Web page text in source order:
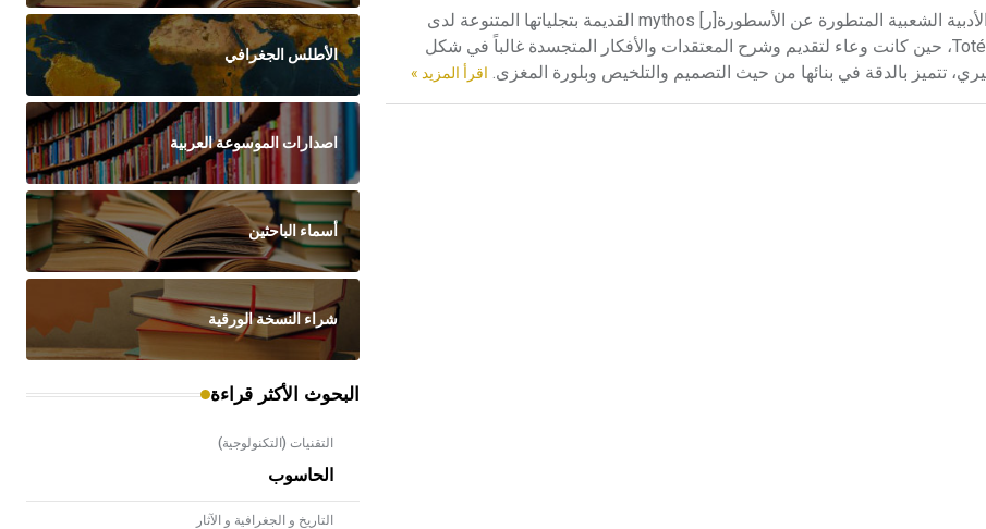
الحكاية الخرافية الحكاية الخرافية (الرمزية) fable هي أحد الأنواع الأدبية الشعبية المتطورة عن الأسطورة[ر] mythos القديمة بتجلياتها المتنوعة لدى
مختلف الشعوب، منذ المراحل البدائية والعقيدة الطوطمية Totémique، حين كانت وعاء لتقديم وشرح المعتقدات والأفكار المتجسدة غالباً في شكل
تتميز بالدقة في بنائها من حيث التصميم والتلخيص وبلورة المغزى. اقرأ المزيد »
الأطلس الجغرافي
اصدارات الموسوعة العربية
أسماء الباحثين
شراء النسخة الورقية
البحوث الأكثر قراءة
التقنيات (التكنولوجية)
الحاسوب
التاريخ و الجغرافية و الآثار